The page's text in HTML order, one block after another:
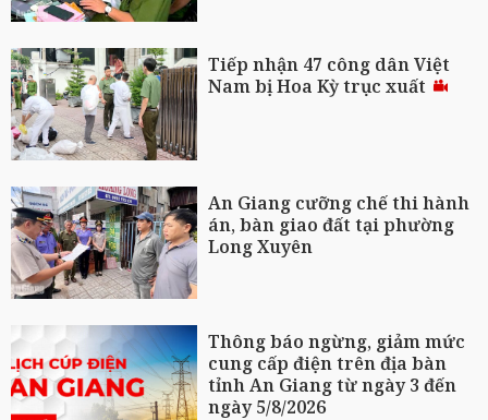
Tiếp nhận 47 công dân Việt
Nam bị Hoa Kỳ trục xuất
An Giang cưỡng chế thi hành
án, bàn giao đất tại phường
Long Xuyên
Thông báo ngừng, giảm mức
cung cấp điện trên địa bàn
tỉnh An Giang từ ngày 3 đến
ngày 5/8/2026